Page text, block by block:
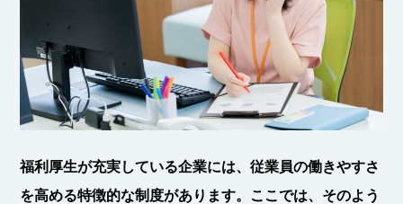
福利厚生が充実している企業には、従業員の働きやすさ
を高める特徴的な制度があります。ここでは、そのよう